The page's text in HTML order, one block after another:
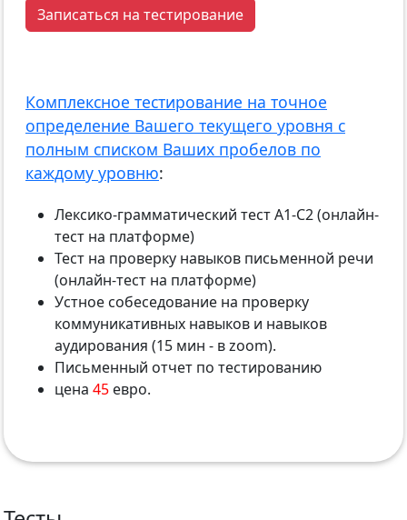
Записаться на тестирование
Комплексное тестирование на точное
определение Вашего текущего уровня с
полным списком Ваших пробелов по
каждому уровню:
Лексико-грамматический тест А1-С2 (онлайн-
тест на платформе)
Тест на проверку навыков письменной речи
(онлайн-тест на платформе)
Устное собеседование на проверку
коммуникативных навыков и навыков
аудирования (15 мин - в zoom).
Письменный отчет по тестированию
цена 45 евро.